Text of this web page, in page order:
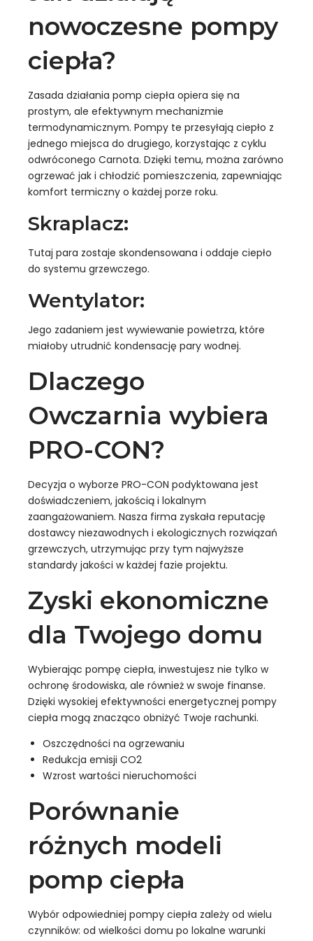
KONTAKT
KARIERA
nowoczesne pompy
ciepła?
Zasada działania pomp ciepła opiera się na
prostym, ale efektywnym mechanizmie
termodynamicznym. Pompy te przesyłają ciepło z
jednego miejsca do drugiego, korzystając z cyklu
odwróconego Carnota. Dzięki temu, można zarówno
ogrzewać jak i chłodzić pomieszczenia, zapewniając
komfort termiczny o każdej porze roku.
Skraplacz:
Tutaj para zostaje skondensowana i oddaje ciepło
do systemu grzewczego.
Wentylator:
Jego zadaniem jest wywiewanie powietrza, które
miałoby utrudnić kondensację pary wodnej.
Dlaczego
Owczarnia wybiera
PRO-CON?
Decyzja o wyborze PRO-CON podyktowana jest
doświadczeniem, jakością i lokalnym
zaangażowaniem. Nasza firma zyskała reputację
dostawcy niezawodnych i ekologicznych rozwiązań
grzewczych, utrzymując przy tym najwyższe
standardy jakości w każdej fazie projektu.
Zyski ekonomiczne
dla Twojego domu
Wybierając pompę ciepła, inwestujesz nie tylko w
ochronę środowiska, ale również w swoje finanse.
Dzięki wysokiej efektywności energetycznej pompy
ciepła mogą znacząco obniżyć Twoje rachunki.
Oszczędności na ogrzewaniu
Redukcja emisji CO2
Wzrost wartości nieruchomości
Porównanie
różnych modeli
pomp ciepła
Wybór odpowiedniej pompy ciepła zależy od wielu
czynników: od wielkości domu po lokalne warunki